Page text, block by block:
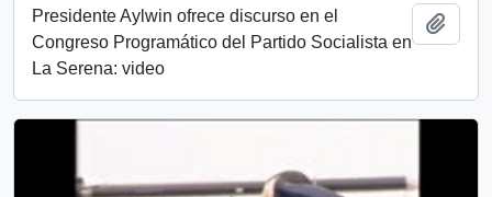
Presidente Aylwin ofrece discurso en el
Congreso Programático del Partido Socialista en
La Serena: video